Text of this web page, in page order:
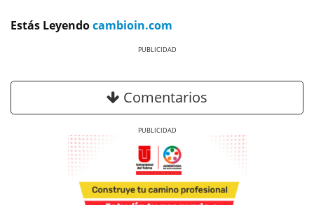
Estás Leyendocambioin.com
Comentarios